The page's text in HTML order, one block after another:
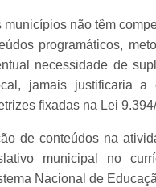
não têm
programáticos,
necessidade de
jamais justificaria
fixadas na Lei
de conteúdos na
municipal no
Nacional de